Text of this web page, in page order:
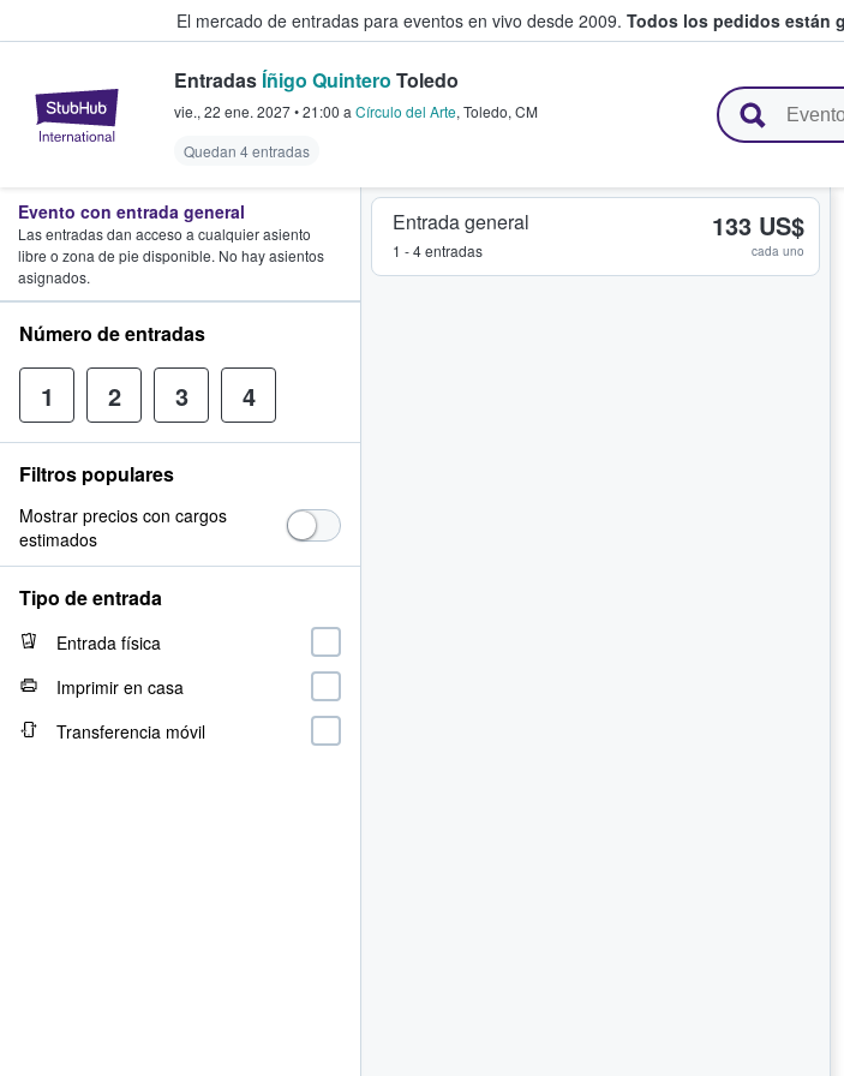
El mercado de entradas para eventos en vivo desde 2009. Todos los pedidos están
StubHub: compra y venta de entradas entre fans
Entradas Íñigo Quintero Toledo
vie., 22 ene. 2027•21:00 a Círculo del Arte, Toledo, CM
Quedan 4 entradas
Entrada general
1 - 4 entradas
133 US$
cada uno
Evento con entrada general
Las entradas dan acceso a cualquier asiento
libre o zona de pie disponible. No hay asientos
asignados.
Número de entradas
1 2 3 4
Filtros populares
Mostrar precios con cargos
estimados
Tipo de entrada
Entrada física
Imprimir en casa
Transferencia móvil